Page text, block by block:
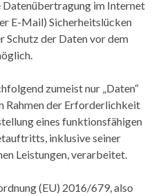
Datenübertragung im Internet
E-Mail) Sicherheitslücken
Schutz der Daten vor dem
zumeist nur „Daten“
Rahmen der Erforderlichkeit
eines funktionsfähigen
inklusive seiner
Leistungen, verarbeitet.
(EU) 2016/679, also